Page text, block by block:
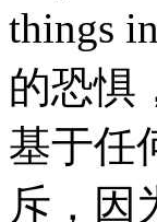
things
的恐惧
基于任
斥，因